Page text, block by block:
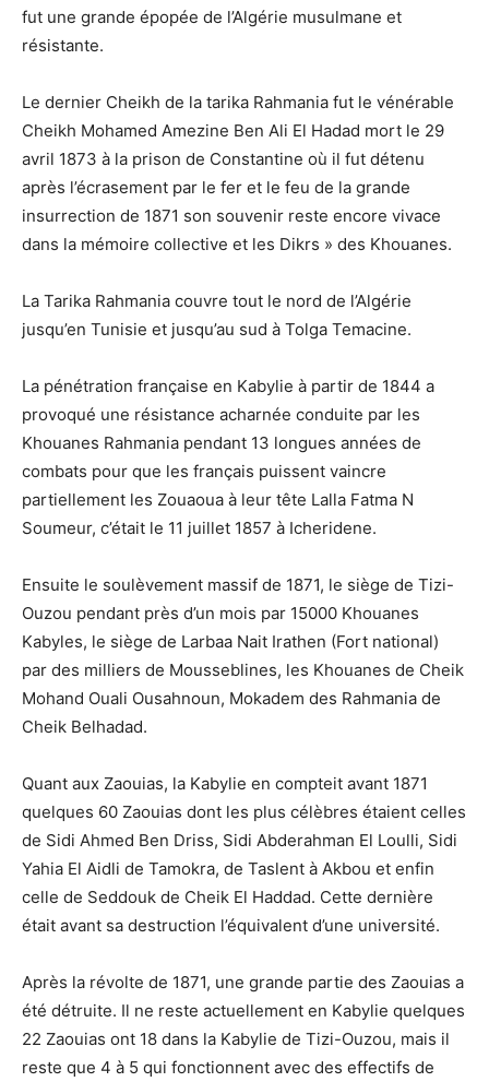
fut une grande épopée de l’Algérie musulmane et
résistante.
Le dernier Cheikh de la tarika Rahmania fut le vénérable
Cheikh Mohamed Amezine Ben Ali El Hadad mort le 29
avril 1873 à la prison de Constantine où il fut détenu
après l’écrasement par le fer et le feu de la grande
insurrection de 1871 son souvenir reste encore vivace
dans la mémoire collective et les Dikrs » des Khouanes.
La Tarika Rahmania couvre tout le nord de l’Algérie
jusqu’en Tunisie et jusqu’au sud à Tolga Temacine.
La pénétration française en Kabylie à partir de 1844 a
provoqué une résistance acharnée conduite par les
Khouanes Rahmania pendant 13 longues années de
combats pour que les français puissent vaincre
partiellement les Zouaoua à leur tête Lalla Fatma N
Soumeur, c’était le 11 juillet 1857 à Icheridene.
Ensuite le soulèvement massif de 1871, le siège de Tizi-
Ouzou pendant près d’un mois par 15000 Khouanes
Kabyles, le siège de Larbaa Nait Irathen (Fort national)
par des milliers de Mousseblines, les Khouanes de Cheik
Mohand Ouali Ousahnoun, Mokadem des Rahmania de
Cheik Belhadad.
Quant aux Zaouias, la Kabylie en compteit avant 1871
quelques 60 Zaouias dont les plus célèbres étaient celles
de Sidi Ahmed Ben Driss, Sidi Abderahman El Loulli, Sidi
Yahia El Aidli de Tamokra, de Taslent à Akbou et enfin
celle de Seddouk de Cheik El Haddad. Cette dernière
était avant sa destruction l’équivalent d’une université.
Après la révolte de 1871, une grande partie des Zaouias a
été détruite. Il ne reste actuellement en Kabylie quelques
22 Zaouias ont 18 dans la Kabylie de Tizi-Ouzou, mais il
reste que 4 à 5 qui fonctionnent avec des effectifs de